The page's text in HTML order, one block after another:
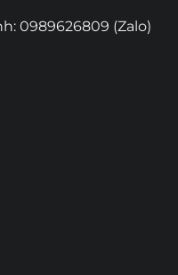
0989626809 (Zalo)